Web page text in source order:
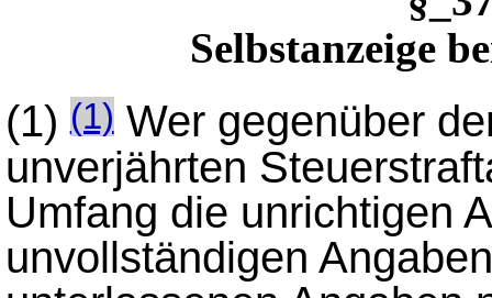
Selbstanzeige
(1)(1) Wer gegenüber
unverjährten
Umfang die unrichtigen
unvollständigen